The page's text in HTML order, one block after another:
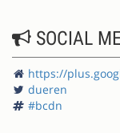
SOCIAL
https://plus.google.com/
dueren
#bcdn